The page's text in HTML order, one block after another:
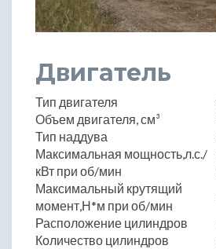
Двигатель
Тип двигателя
Объем двигателя, см³
Тип наддува
Максимальная мощность,л.с./
кВт при об/мин
Максимальный крутящий
момент,Н*м при об/мин
Расположение цилиндров
Количество цилиндров